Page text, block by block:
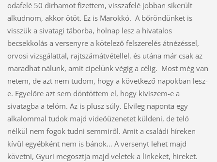
odafelé 50 dirhamot fizettem, visszafelé jobban sikerült
alkudnom, akkor ötöt. Ez is Marokkó. A bőröndünket is
visszük a sivatagi táborba, holnap lesz a hivatalos
becsekkolás a versenyre a kötelező felszerelés átnézéssel,
orvosi vizsgálattal, rajtszámátvétellel, és utána már csak az
maradhat nálunk, amit cipelünk végig a célig. Most még van
netem, de azt nem tudom, hogy a következő napokban lesz-
e. Egyelőre azt sem döntöttem el, hogy kiviszem-e a
sivatagba a telóm. Az is plusz súly. Elvileg naponta egy
alkalommal tudok majd videóüzenetet küldeni, de teló
nélkül nem fogok tudni semmiről. Amit a családi híreken
kívül egyébként nem is bánok… A versenyt lehet majd
követni, Gyuri megosztja majd veletek a linkeket, híreket.